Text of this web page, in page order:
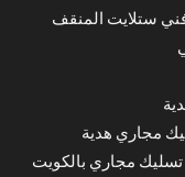
ستلايت المنقف
مجاري هدية
مجاري بالكويت